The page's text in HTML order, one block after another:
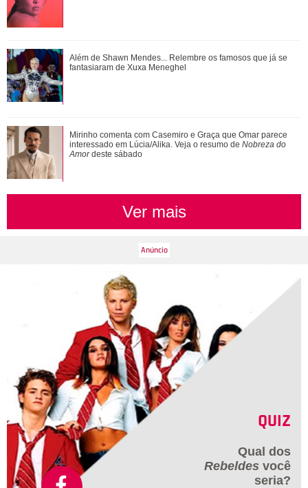
Ariana Grande faz desabafo em show sobre decisão de
pausar a carreira: Não foi uma reação...
Além de Shawn Mendes... Relembre os famosos que já se
fantasiaram de Xuxa Meneghel
Além de Shawn Mendes... Relembre os famosos que já se
fantasiaram de Xuxa Meneghel
Mirinho comenta com Casemiro e Graça que Omar parece
interessado em Lúcia/Alika. Veja o resumo de Nobreza do
Amordeste sábado
Ver mais
QUIZ
Qual dos
Rebeldes você
seria?